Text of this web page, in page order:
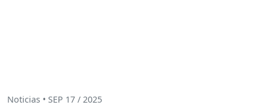
Noticias • SEP 17 / 2025